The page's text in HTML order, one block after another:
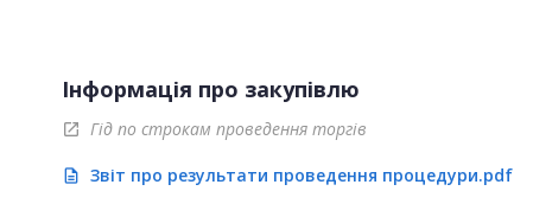
Інформація про закупівлю
open_in_new Гід по строкам проведення торгів
description Звіт про результати проведення процедури.pdf